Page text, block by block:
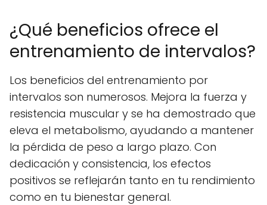
¿Qué beneficios ofrece el
entrenamiento de intervalos?
Los beneficios del entrenamiento por
intervalos son numerosos. Mejora la fuerza y
resistencia muscular y se ha demostrado que
eleva el metabolismo, ayudando a mantener
la pérdida de peso a largo plazo. Con
dedicación y consistencia, los efectos
positivos se reflejarán tanto en tu rendimiento
como en tu bienestar general.